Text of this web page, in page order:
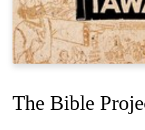
The Bible